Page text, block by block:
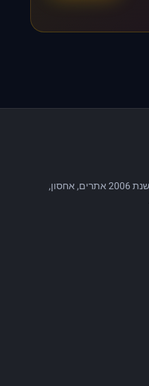
בונים נוכחות דיגיטלית מנצחת משנת 2006 אתרים, אחסון,